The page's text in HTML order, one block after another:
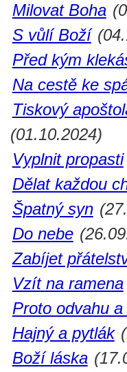
Milovat Boha
S vůlí Boží
Před kým
Na cestě ke
Tiskový
(01.10.2024)
Vyplnit propasti
Dělat každou
Špatný syn
Do nebe
Zabíjet
Vzít na ramena
Proto odvahu
Hajný a pytlák
Boží láska